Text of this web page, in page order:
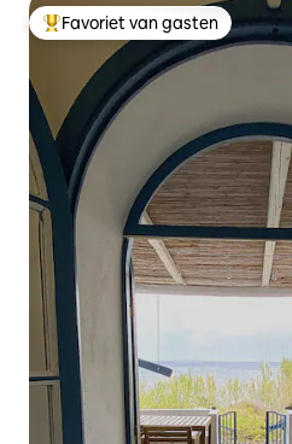
Topfavoriet van gasten
Favoriet van gasten